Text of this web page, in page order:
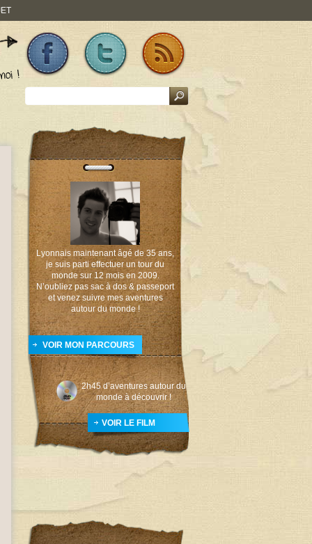
Lyonnais maintenant âgé de 35 ans,
je suis parti effectuer un tour du
monde sur 12 mois en 2009.
N’oubliez pas sac à dos & passeport
et venez suivre mes aventures
autour du monde !
VOIR MON PARCOURS
2h45 d’aventures autour du
monde à découvrir !
VOIR LE FILM